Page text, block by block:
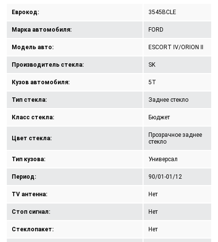
Еврокод: 3545BCLE
Марка автомобиля: FORD
Модель авто: ESCORT IV/ORION II
Производитель стекла: SK
Кузов автомобиля: 5T
Тип стекла: Заднее стекло
Класс стекла: Бюджет
Цвет стекла:
Прозрачное заднее
стекло
Тип кузова: Универсал
Период: 90/01-01/12
TV антенна: Нет
Стоп сигнал: Нет
Стеклопакет: Нет
ПОЛИТИКА КОНФИДЕНЦИАЛЬНОСТИ